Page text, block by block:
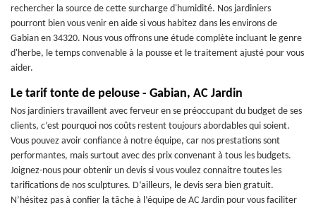
rechercher la source de cette surcharge d'humidité. Nos jardiniers
pourront bien vous venir en aide si vous habitez dans les environs de
Gabian en 34320. Nous vous offrons une étude complète incluant le genre
d'herbe, le temps convenable à la pousse et le traitement ajusté pour vous
aider.
Le tarif tonte de pelouse - Gabian, AC Jardin
Nos jardiniers travaillent avec ferveur en se préoccupant du budget de ses
clients, c’est pourquoi nos coûts restent toujours abordables qui soient.
Vous pouvez avoir confiance à notre équipe, car nos prestations sont
performantes, mais surtout avec des prix convenant à tous les budgets.
Joignez-nous pour obtenir un devis si vous voulez connaitre toutes les
tarifications de nos sculptures. D’ailleurs, le devis sera bien gratuit.
N’hésitez pas à confier la tâche à l’équipe de AC Jardin pour vous faciliter